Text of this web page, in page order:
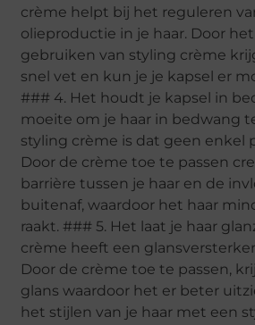
crème helpt bij het reguleren
olieproductie in je haar. Door
gebruiken van styling crème
snel vet en kun je je kapsel er
### 4. Het houdt je kapsel in
moeite om je haar in bedwang
styling crème is dat geen enkel
Door de crème toe te passen
barrière tussen je haar en de
buitenaf, waardoor het haar
raakt. ### 5. Het laat je haar
crème heeft een
Door de crème toe te passen,
glans waardoor het er beter
het stijlen van je haar met een